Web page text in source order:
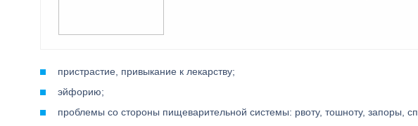
пристрастие, привыкание к лекарству;
эйфорию;
проблемы со стороны пищеварительной системы: рвоту, тошноту, запоры,